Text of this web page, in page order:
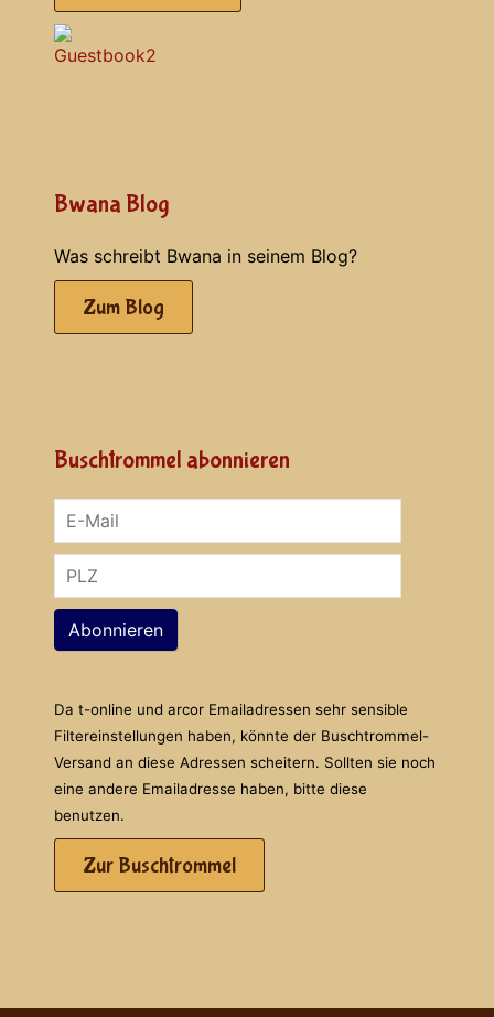
Bwana Blog
Was schreibt Bwana in seinem Blog?
Zum Blog
Buschtrommel abonnieren
Abonnieren
Da t-online und arcor Emailadressen sehr sensible
Filtereinstellungen haben, könnte der Buschtrommel-
Versand an diese Adressen scheitern. Sollten sie noch
eine andere Emailadresse haben, bitte diese
benutzen.
Zur Buschtrommel